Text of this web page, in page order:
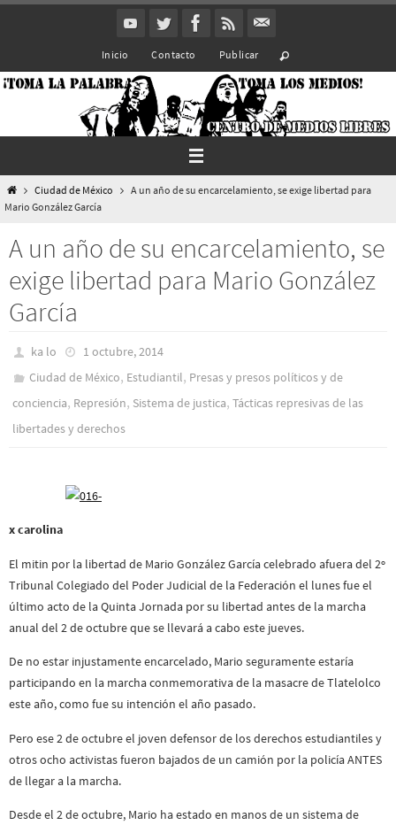
Inicio Contacto Publicar
InicioCiudad de México
A un año de su encarcelamiento, se exige libertad para
Mario González García
A un año de su encarcelamiento, se
exige libertad para Mario González
García
ka lo
1 octubre, 2014
Ciudad de México, Estudiantil, Presas y presos polí­ticos y de
conciencia, Represión, Sistema de justica, Tácticas represivas de las
libertades y derechos
x carolina
El mitin por la libertad de Mario González García celebrado afuera del 2º
Tribunal Colegiado del Poder Judicial de la Federación el lunes fue el
último acto de la Quinta Jornada por su libertad antes de la marcha
anual del 2 de octubre que se llevará a cabo este jueves.
De no estar injustamente encarcelado, Mario seguramente estaría
participando en la marcha conmemorativa de la masacre de Tlatelolco
este año, como fue su intención el año pasado.
Pero ese 2 de octubre el joven defensor de los derechos estudiantiles y
otros ocho activistas fueron bajados de un camión por la policía ANTES
de llegar a la marcha.
Desde el 2 de octubre, Mario ha estado en manos de un sistema de